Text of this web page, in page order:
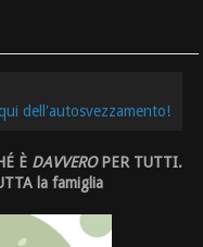
dell'autosvezzamento!
È DAVVEROPER TUTTI.
la famiglia